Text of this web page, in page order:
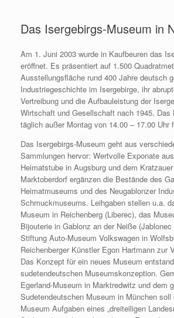
springenDas Isergebirgs-Museum in
Am 1. Juni 2003 wurde in Kaufbeuren das
eröffnet. Es präsentiert auf 1.500
Ausstellungsfläche rund 400 Jahre deutsch
Industriegeschichte im Isergebirge, ihr
Vertreibung und die Aufbauleistung der
Wirtschaft und Gesellschaft nach 1945. Das
täglich außer Montag von 14.00 – 17.00 Uhr
Das Isergebirgs-Museum geht aus
Sammlungen hervor: Wertvolle Exponate
Heimatstube in Augsburg und dem
Marktoberdorf ergänzen die Bestände des
Heimatmuseums und des Neugablonzer
Schmuckmuseums. Leihgaben stellen u.a.
Museum in Reichenberg (Liberec), das
Bijouterie in Gablonz an der Neiße
Stiftung Auto-Museum Volkswagen in
Reichenberger Künstler Egon Hartmann zur
Das Konzept für ein neues Museum
sudetendeutschen Museumskonzeption.
Egerland-Museum in Marktredwitz und dem
Sudetendeutschen Museum in München
Museum Aufgaben eines „dreiteiligen